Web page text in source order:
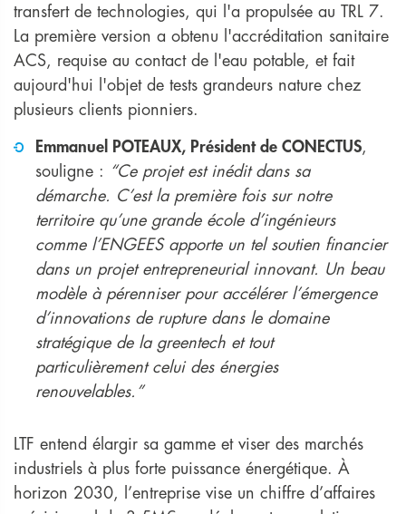
transfert de technologies, qui l'a propulsée au TRL 7.
La première version a obtenu l'accréditation sanitaire
ACS, requise au contact de l'eau potable, et fait
aujourd'hui l'objet de tests grandeurs nature chez
plusieurs clients pionniers.
Emmanuel POTEAUX, Président de CONECTUS,
souligne :
“Ce projet est inédit dans sa
démarche. C’est la première fois sur notre
territoire qu’une grande école d’ingénieurs
comme l’ENGEES apporte un tel soutien financier
dans un projet entrepreneurial innovant. Un beau
modèle à pérenniser pour accélérer l’émergence
d’innovations de rupture dans le domaine
stratégique de la greentech et tout
particulièrement celui des énergies
renouvelables.”
LTF entend élargir sa gamme et viser des marchés
industriels à plus forte puissance énergétique. À
horizon 2030, l’entreprise vise un chiffre d’affaires